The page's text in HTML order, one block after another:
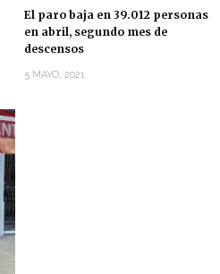
El paro baja en 39.012 personas
en abril, segundo mes de
descensos
5 MAYO, 2021